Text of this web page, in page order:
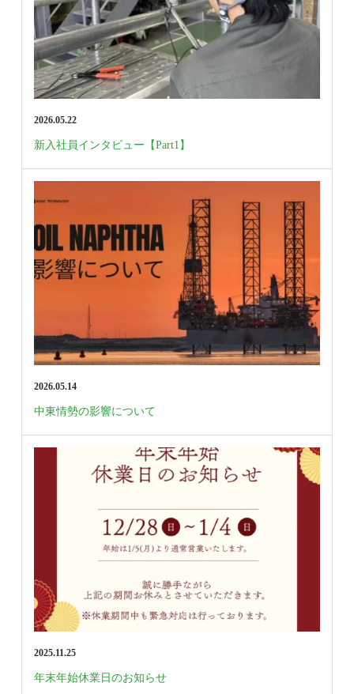
2026.05.22
新入社員インタビュー【Part1】
2026.05.14
中東情勢の影響について
2025.11.25
年末年始休業日のお知らせ